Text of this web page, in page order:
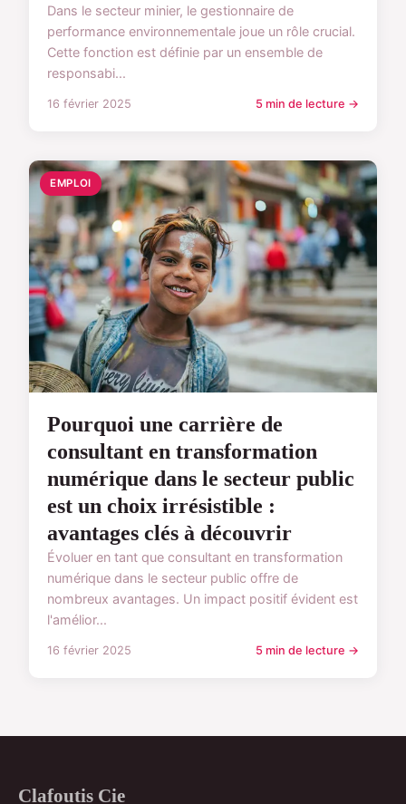
Dans le secteur minier, le gestionnaire de
performance environnementale joue un rôle crucial.
Cette fonction est définie par un ensemble de
responsabi...
16 février 2025 5 min de lecture →
EMPLOI
Pourquoi une carrière de
consultant en transformation
numérique dans le secteur public
est un choix irrésistible :
avantages clés à découvrir
Évoluer en tant que consultant en transformation
numérique dans le secteur public offre de
nombreux avantages. Un impact positif évident est
l'amélior...
16 février 2025 5 min de lecture →
Clafoutis Cie